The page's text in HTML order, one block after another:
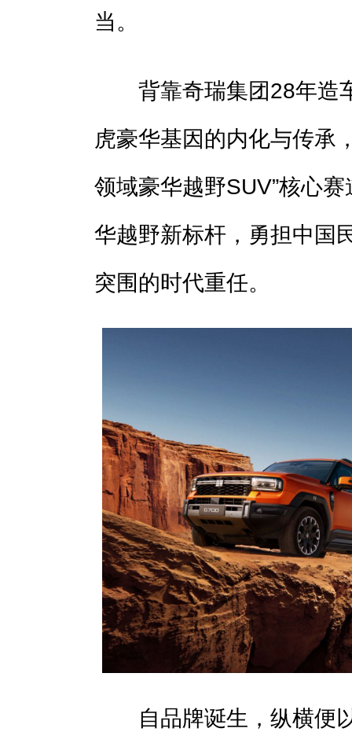
当。
背靠奇瑞集团28年造
虎豪华基因的内化与传承
领域豪华越野SUV”核心
华越野新标杆，勇担中国
突围的时代重任。
自品牌诞生，纵横便以